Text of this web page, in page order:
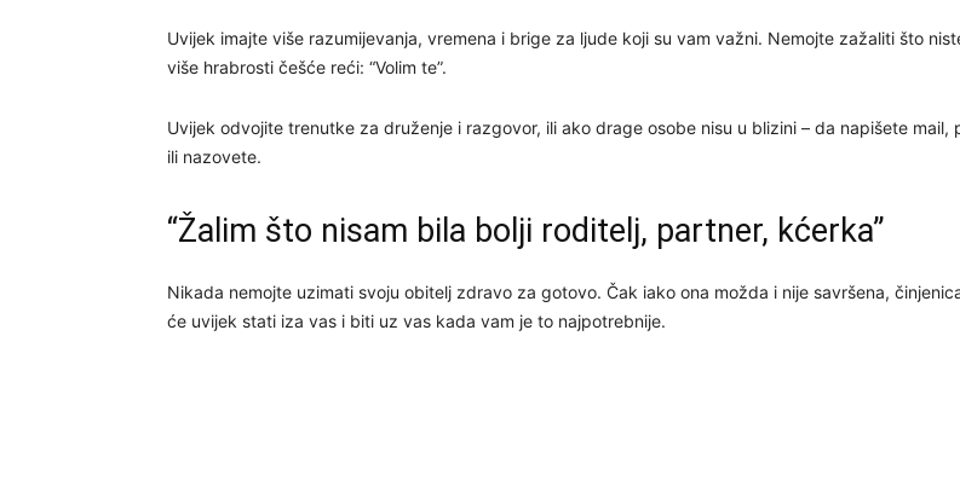
Uvijek imajte više razumijevanja, vremena i brige za ljude koji su vam važni. Nemojte zažaliti što
više hrabrosti češće reći: “Volim te”.
Uvijek odvojite trenutke za druženje i razgovor, ili ako drage osobe nisu u blizini – da napišete mail,
ili nazovete.
“Žalim što nisam bila bolji roditelj, partner, kćerka”
Nikada nemojte uzimati svoju obitelj zdravo za gotovo. Čak iako ona možda i nije savršena,
će uvijek stati iza vas i biti uz vas kada vam je to najpotrebnije.